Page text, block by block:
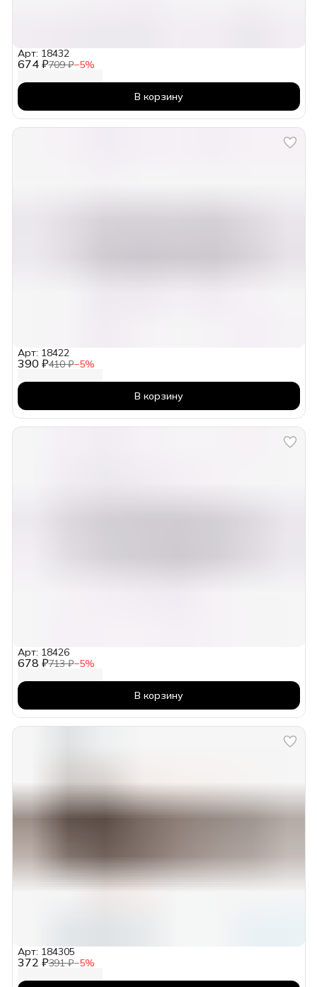
674 ₽709 ₽−5%
Арт: 18432
В корзину
390 ₽410 ₽−5%
Арт: 18422
В корзину
678 ₽713 ₽−5%
Арт: 18426
В корзину
372 ₽391 ₽−5%
Арт: 184305